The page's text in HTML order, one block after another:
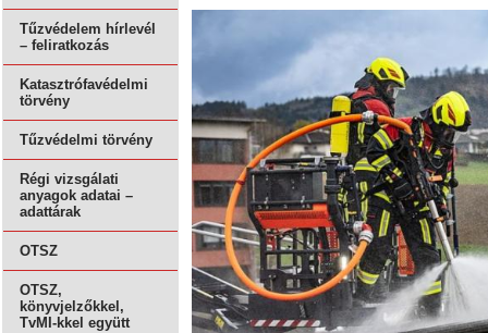
Tűzvédelem hírlevél
– feliratkozás
Katasztrófavédelmi
törvény
Tűzvédelmi törvény
Régi vizsgálati
anyagok adatai –
adattárak
OTSZ
OTSZ,
könyvjelzőkkel,
TvMI-kkel együtt